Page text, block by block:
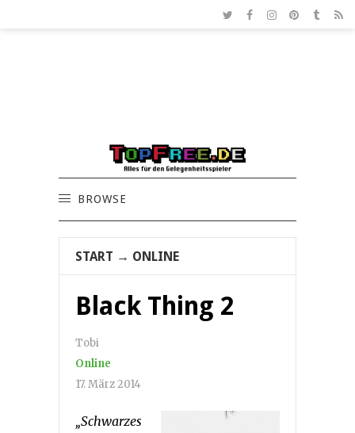
BROWSE
START → ONLINE
Black Thing 2
Tobi
Online
17. März 2014
„Schwarzes